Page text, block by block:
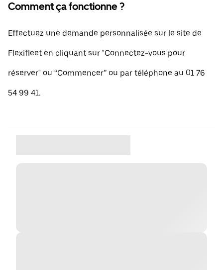
Comment ça fonctionne ?
Effectuez une demande personnalisée sur le site de
Flexifleet en cliquant sur "Connectez-vous pour
réserver" ou “Commencer” ou par téléphone au 01 76
54 99 41.